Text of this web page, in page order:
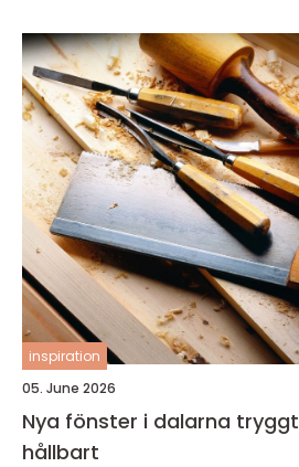
inspiration
05. June 2026
Nya fönster i dalarna tryggt, vackert och
hållbart